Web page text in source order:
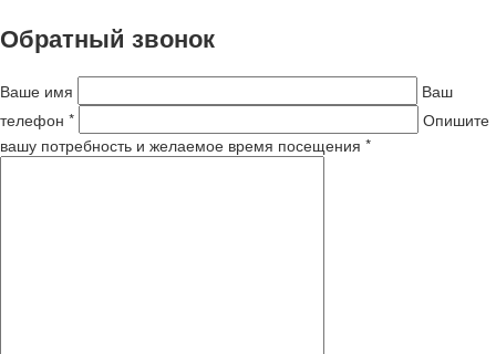
Обратный звонок
Ваше имя
Ваш
телефон *
Опишите
вашу потребность и желаемое время посещения *